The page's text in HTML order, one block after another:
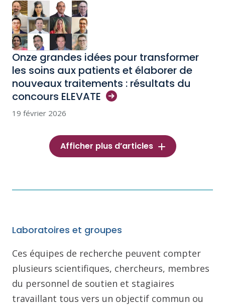
Onze grandes idées pour transformer
les soins aux patients et élaborer de
nouveaux traitements : résultats du
concours ELEVATE
19 février 2026
Afficher plus d’articles
Laboratoires et groupes
Ces équipes de recherche peuvent compter
plusieurs scientifiques, chercheurs, membres
du personnel de soutien et stagiaires
travaillant tous vers un objectif commun ou